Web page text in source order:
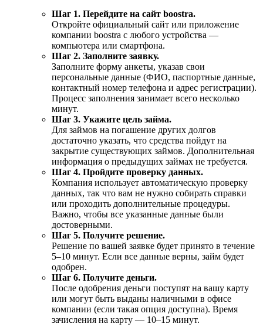
Шаг 1. Перейдите на сайт boostra.
Откройте официальный сайт или приложение
компании boostra с любого устройства —
компьютера или смартфона.
Шаг 2. Заполните заявку.
Заполните форму анкеты, указав свои
персональные данные (ФИО, паспортные данные,
контактный номер телефона и адрес регистрации).
Процесс заполнения занимает всего несколько
минут.
Шаг 3. Укажите цель займа.
Для займов на погашение других долгов
достаточно указать, что средства пойдут на
закрытие существующих займов. Дополнительная
информация о предыдущих займах не требуется.
Шаг 4. Пройдите проверку данных.
Компания использует автоматическую проверку
данных, так что вам не нужно собирать справки
или проходить дополнительные процедуры.
Важно, чтобы все указанные данные были
достоверными.
Шаг 5. Получите решение.
Решение по вашей заявке будет принято в течение
5–10 минут. Если все данные верны, займ будет
одобрен.
Шаг 6. Получите деньги.
После одобрения деньги поступят на вашу карту
или могут быть выданы наличными в офисе
компании (если такая опция доступна). Время
зачисления на карту — 10–15 минут.